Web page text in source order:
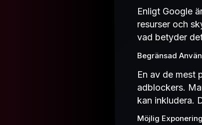
Enligt Google
resurser och
vad betyder
Begränsad
En av de mest
adblockers.
kan inkludera.
Möjlig